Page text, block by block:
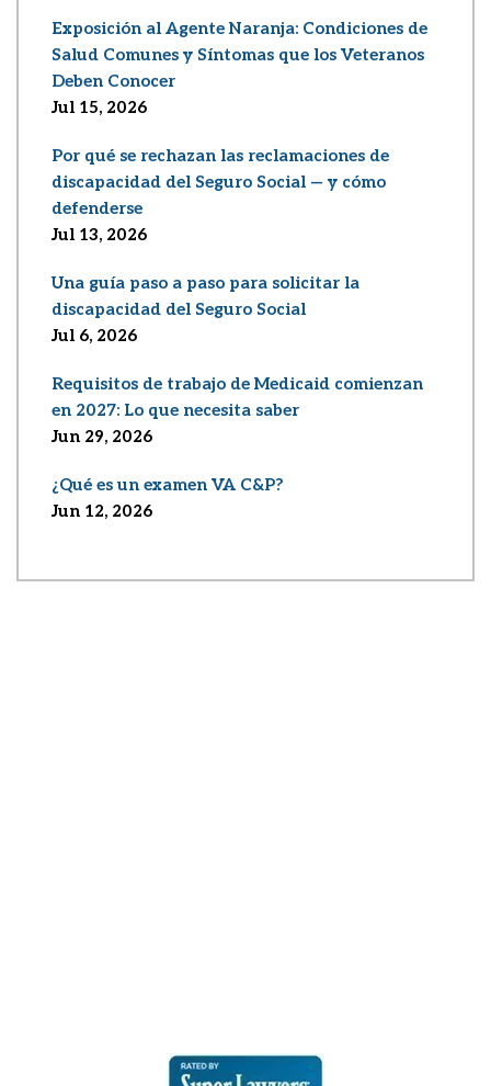
Exposición al Agente Naranja: Condiciones de
Salud Comunes y Síntomas que los Veteranos
Deben Conocer
Jul 15, 2026
Por qué se rechazan las reclamaciones de
discapacidad del Seguro Social — y cómo
defenderse
Jul 13, 2026
Una guía paso a paso para solicitar la
discapacidad del Seguro Social
Jul 6, 2026
Requisitos de trabajo de Medicaid comienzan
en 2027: Lo que necesita saber
Jun 29, 2026
¿Qué es un examen VA C&P?
Jun 12, 2026